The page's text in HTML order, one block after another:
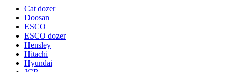
Cat dozer
Doosan
ESCO
ESCO dozer
Hensley
Hitachi
Hyundai